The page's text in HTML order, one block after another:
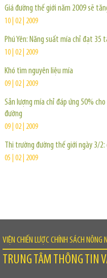
Giá đường thế giới năm 2009 sẽ
10 | 02 | 2009
Phú Yên: Năng suất mía chỉ đạt 35
10 | 02 | 2009
Khó tìm nguyên liệu mía
09 | 02 | 2009
Sản lượng mía chỉ đáp ứng 50%
đường
09 | 02 | 2009
Thị trường đường thế giới ngày 3/2:
05 | 02 | 2009
VIỆN CHIẾN LƯỢC CHÍNH SÁCH NÔNG
TRUNG TÂM THÔNG TIN